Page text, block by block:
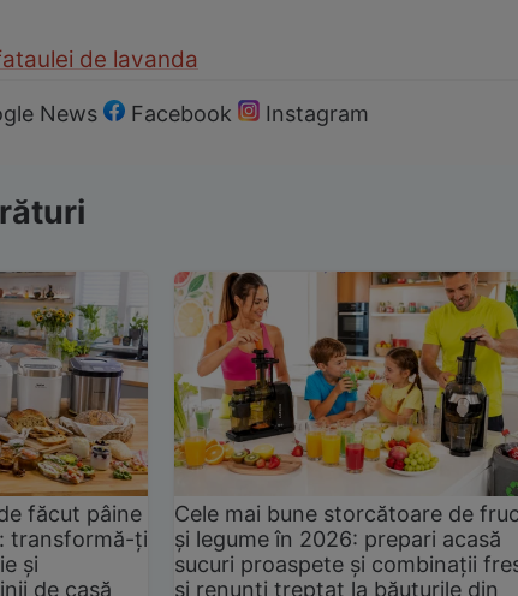
ulei de lavanda
News Facebook Instagram
făcut pâine
transformă-ți
și
de casă
Cele mai bune storcătoare de
și legume în 2026: prepari acasă
sucuri proaspete și combinații
și renunți treptat la băuturile din